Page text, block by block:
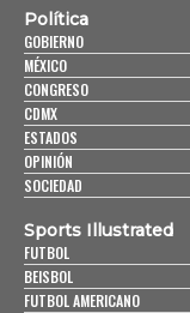
Política
GOBIERNO
MÉXICO
CONGRESO
CDMX
ESTADOS
OPINIÓN
SOCIEDAD
Sports Illustrated
FUTBOL
BEISBOL
FUTBOL AMERICANO